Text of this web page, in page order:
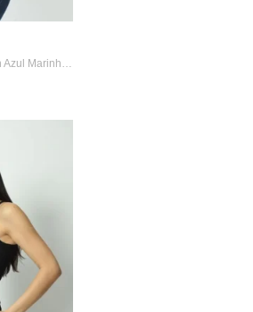
T shirt Canelada Reglan Azul Marinho GG Gazzy